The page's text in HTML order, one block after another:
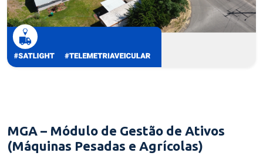
MGA – Módulo de Gestão de Ativos
(Máquinas Pesadas e Agrícolas)